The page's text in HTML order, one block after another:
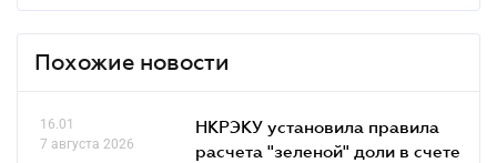
Похожие новости
16.01
7 августа 2026
НКРЭКУ установила правила
расчета "зеленой" доли в счете